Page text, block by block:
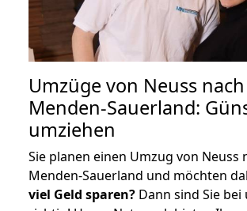
Umzüge von Neuss nach
Menden-Sauerland:
umziehen
Sie planen einen Umzug von Neuss
Menden-Sauerland und möchten
viel Geld sparen? Dann sind Sie bei